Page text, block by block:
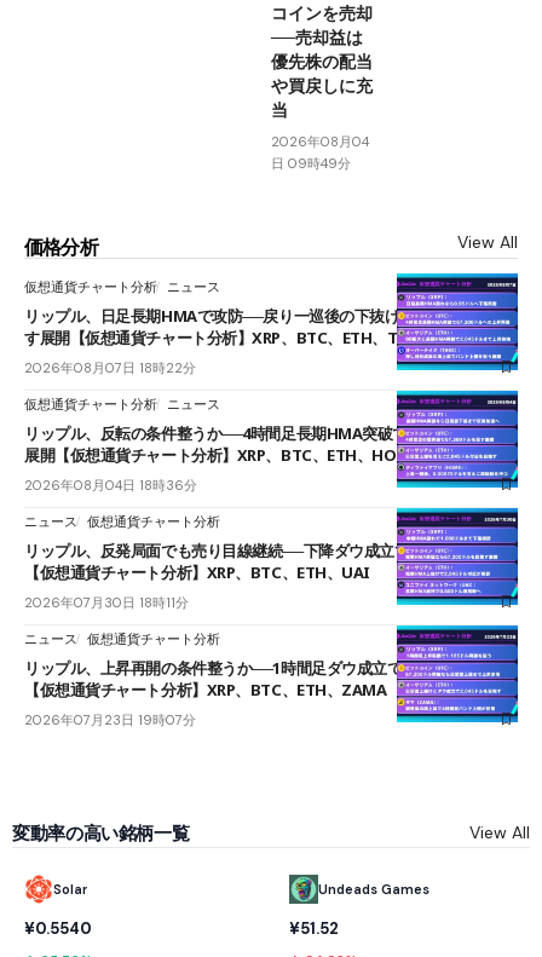
コインを売却
──売却益は
優先株の配当
や買戻しに充
当
2026年08月04
日 09時49分
価格分析 View All
仮想通貨チャート分析 ニュース
リップル、日足長期HMAで攻防──戻り一巡後の下抜けで0.95ドルを試
す展開【仮想通貨チャート分析】XRP、BTC、ETH、TAKE
2026年08月07日 18時22分
仮想通貨チャート分析 ニュース
リップル、反転の条件整うか──4時間足長期HMA突破で雲下端を目指す
展開【仮想通貨チャート分析】XRP、BTC、ETH、HOME
2026年08月04日 18時36分
ニュース 仮想通貨チャート分析
リップル、反発局面でも売り目線継続──下降ダウ成立で下値追う展開
【仮想通貨チャート分析】XRP、BTC、ETH、UAI
2026年07月30日 18時11分
ニュース 仮想通貨チャート分析
リップル、上昇再開の条件整うか──1時間足ダウ成立で1.185ドルを狙う
【仮想通貨チャート分析】XRP、BTC、ETH、ZAMA
2026年07月23日 19時07分
変動率の高い銘柄一覧 View All
Solar
¥0.5540
Undeads Games
¥51.52